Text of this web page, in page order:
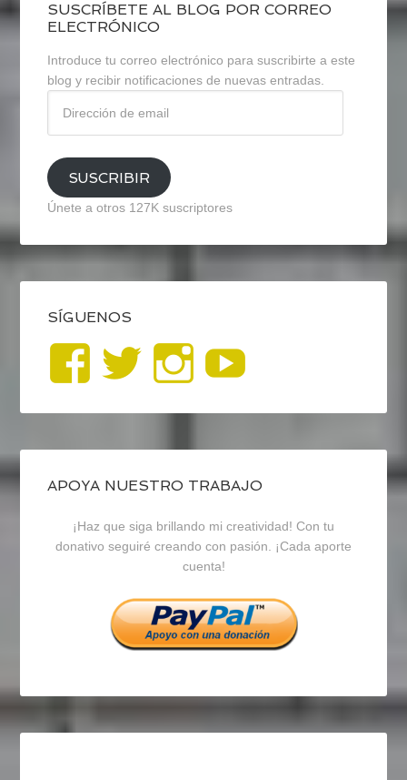
SUSCRÍBETE AL BLOG POR CORREO
ELECTRÓNICO
Introduce tu correo electrónico para suscribirte a este
blog y recibir notificaciones de nuevas entradas.
email
SUSCRIBIR
Únete a otros 127K suscriptores
SÍGUENOS
Ver
perfil
de
blogrecursosep
en
Facebook
Ver
perfil
de
recursosep
en
Twitter
Ver
perfil
de
recursosep
en
Instagram
APOYA NUESTRO TRABAJO
¡Haz que siga brillando mi creatividad! Con tu
donativo seguiré creando con pasión. ¡Cada aporte
cuenta!